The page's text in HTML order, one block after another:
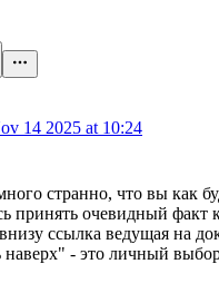
14 2025 at 10:24
странно, что вы как
принять очевидный факт
ссылка ведущая на
наверх" - это личный